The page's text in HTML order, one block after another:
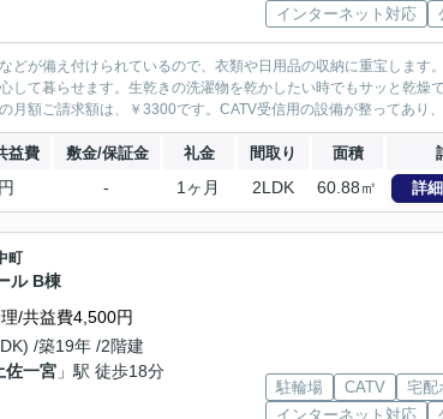
インターネット対応
どが備え付けられているので、衣類や日用品の収納に重宝します
して暮らせます。生乾きの洗濯物を乾かしたい時でもサッと乾燥
月額ご請求額は、￥3300です。CATV受信用の設備が整ってあり
益費 敷金/保証金 礼金 間取り 面積
- 1ヶ月 2LDK 60.88㎡ 詳
町
ル B棟
/共益費4,500円
/築19年 /2階建
佐一宮 」駅 徒歩18分
駐輪場 CATV
宅配
インターネット対応